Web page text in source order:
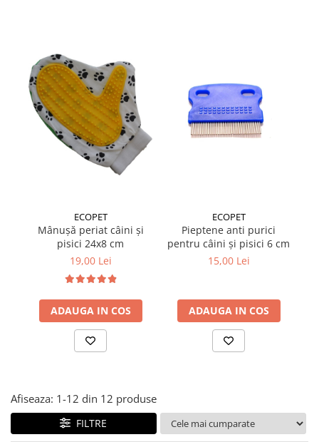
Laxative
Gel antiinflamator
ECOPET
Mânușă periat câini și
pisici 24x8 cm
19,00 Lei
ADAUGA IN COS
ECOPET
Pieptene anti purici
pentru câini și pisici 6 cm
15,00 Lei
ADAUGA IN COS
Afiseaza: 1-12 din 12 produse
FILTRE